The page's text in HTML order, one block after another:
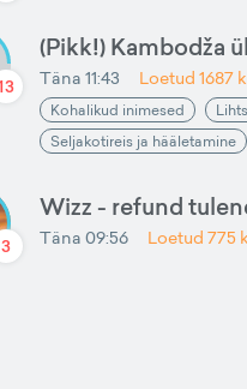
(Pikk!) Kambodža
Täna 11:43 Loetud 1687
Kohalikud inimesed
Seljakotireis ja hääletamine
3
Wizz - refund
Täna 09:56 Loetud 775